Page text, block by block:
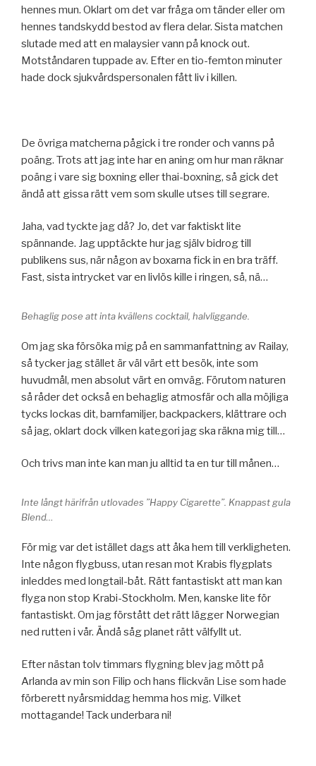
hennes mun. Oklart om det var fråga om tänder eller om
hennes tandskydd bestod av flera delar. Sista matchen
slutade med att en malaysier vann på knock out.
Motståndaren tuppade av. Efter en tio-femton minuter
hade dock sjukvårdspersonalen fått liv i killen.
De övriga matcherna pågick i tre ronder och vanns på
poäng. Trots att jag inte har en aning om hur man räknar
poäng i vare sig boxning eller thai-boxning, så gick det
ändå att gissa rätt vem som skulle utses till segrare.
Jaha, vad tyckte jag då? Jo, det var faktiskt lite
spännande. Jag upptäckte hur jag själv bidrog till
publikens sus, när någon av boxarna fick in en bra träff.
Fast, sista intrycket var en livlös kille i ringen, så, nä…
Behaglig pose att inta kvällens cocktail, halvliggande.
Om jag ska försöka mig på en sammanfattning av Railay,
så tycker jag stället är väl värt ett besök, inte som
huvudmål, men absolut värt en omväg. Förutom naturen
så råder det också en behaglig atmosfär och alla möjliga
tycks lockas dit, barnfamiljer, backpackers, klättrare och
så jag, oklart dock vilken kategori jag ska räkna mig till…
Och trivs man inte kan man ju alltid ta en tur till månen…
Inte långt härifrån utlovades ”Happy Cigarette”. Knappast gula
Blend…
För mig var det istället dags att åka hem till verkligheten.
Inte någon flygbuss, utan resan mot Krabis flygplats
inleddes med longtail-båt. Rätt fantastiskt att man kan
flyga non stop Krabi-Stockholm. Men, kanske lite för
fantastiskt. Om jag förstått det rätt lägger Norwegian
ned rutten i vår. Ändå såg planet rätt välfyllt ut.
Efter nästan tolv timmars flygning blev jag mött på
Arlanda av min son Filip och hans flickvän Lise som hade
förberett nyårsmiddag hemma hos mig. Vilket
mottagande! Tack underbara ni!